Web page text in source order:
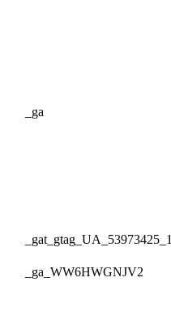
_ga
_gat_gtag_UA_53973425_1
_ga_WW6HWGNJV2